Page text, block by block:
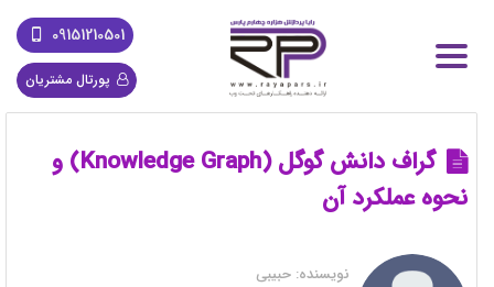
09151210501
پورتال مشتریان
گراف دانش گوگل (Knowledge Graph) و
نحوه عملکرد آن
نویسنده: حبیبی